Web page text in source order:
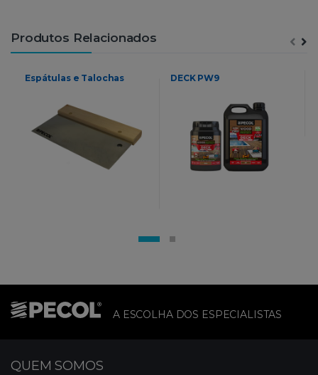
Produtos Relacionados
Espátulas e Talochas DECK PW9
A ESCOLHA DOS ESPECIALISTAS
QUEM SOMOS